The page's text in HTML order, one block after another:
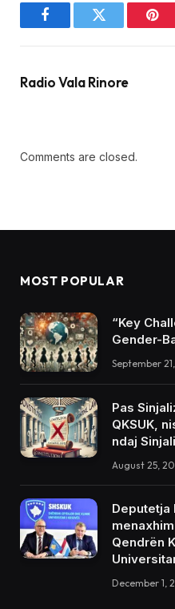
FacebookTwitter
Radio Vala Rinore
Comments are closed.
MOST POPULAR
“Key
Gender-
September
Pas
QKSUK,
ndaj
August 25,
Deputetja
Qendrën
December 1,